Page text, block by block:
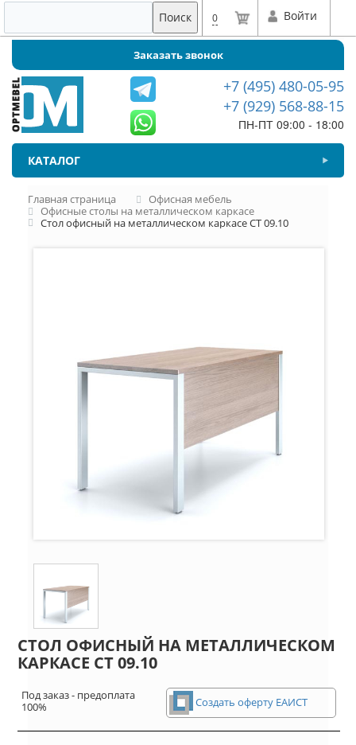
Поиск 0 Войти
Заказать звонок
+7 (495) 480-05-95
+7 (929) 568-88-15
ПН-ПТ 09:00 - 18:00
КАТАЛОГ
Главная страница
Офисная мебель
Офисные столы на металлическом каркасе
Стол офисный на металлическом каркасе СТ 09.10
СТОЛ ОФИСНЫЙ НА МЕТАЛЛИЧЕСКОМ
КАРКАСЕ СТ 09.10
Под заказ - предоплата
100%
Создать оферту ЕАИСТ